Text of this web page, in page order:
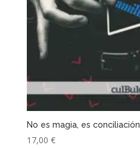
No es magia, es conciliación
17,00 €